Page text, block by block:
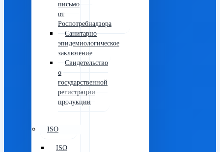
письмо
от
Роспотребнадзора
Санитарно
эпидемиологическое
заключение
Свидетельство
о
государственной
регистрации
продукции
ISO
ISO